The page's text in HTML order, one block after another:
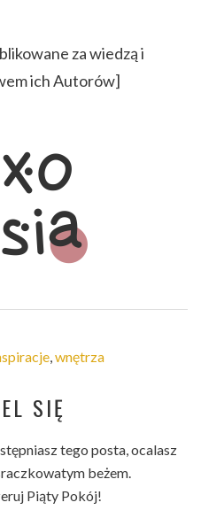
za wiedzą i
ich Autorów]
,wnętrza
SIĘ
tego posta, ocalasz
beżem.
Piąty Pokój!